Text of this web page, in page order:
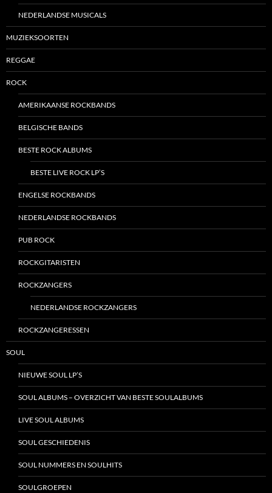
NEDERLANDSE MUSICALS
MUZIEKSOORTEN
REGGAE
ROCK
AMERIKAANSE ROCKBANDS
BELGISCHE BANDS
BESTE ROCK ALBUMS
BESTE LIVE ROCK LP’S
ENGELSE ROCKBANDS
NEDERLANDSE ROCKBANDS
PUB ROCK
ROCKGITARISTEN
ROCKZANGERS
NEDERLANDSE ROCKZANGERS
ROCKZANGERESSEN
SOUL
NIEUWE SOUL LP’S
SOUL ALBUMS – OVERZICHT VAN BESTE SOULALBUMS
LIVE SOUL ALBUMS
SOUL GESCHIEDENIS
SOUL NUMMERS EN SOULHITS
SOULGROEPEN